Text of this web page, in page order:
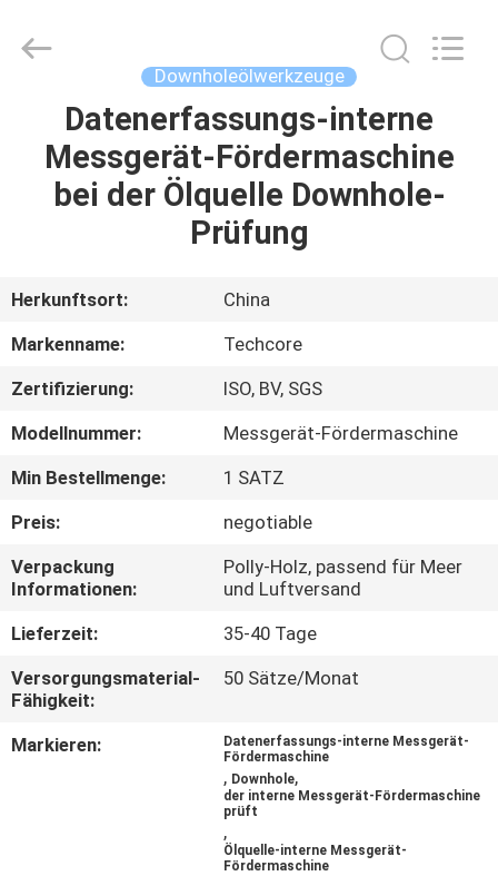
HAUS
PRODUKTE
UNS
AUSFLUG
QUALITÄTSKONTROLLE
TRETEN
SIE
MIT
UNS
IN
VERBINDUNG
Co.,Ltd,.
Downholeölwerkzeuge
Datenerfassungs-interne
Messgerät-Fördermaschine
bei der Ölquelle Downhole-
Prüfung
Herkunftsort:
China
Markenname:
Techcore
Zertifizierung:
ISO, BV, SGS
Modellnummer:
Messgerät-Fördermaschine
Min Bestellmenge:
1 SATZ
Preis:
negotiable
Verpackung
Informationen:
Polly-Holz, passend für Meer
und Luftversand
Lieferzeit:
35-40 Tage
Versorgungsmaterial-
Fähigkeit:
50 Sätze/Monat
Markieren:
Datenerfassungs-interne Messgerät-
Fördermaschine
, Downhole,
der interne Messgerät-Fördermaschine
prüft
,
Ölquelle-interne Messgerät-
Fördermaschine